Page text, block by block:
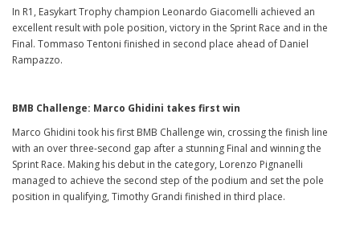
In R1, Easykart Trophy champion Leonardo Giacomelli achieved an
excellent result with pole position, victory in the Sprint Race and in the
Final. Tommaso Tentoni finished in second place ahead of Daniel
Rampazzo.
BMB Challenge: Marco Ghidini takes first win
Marco Ghidini took his first BMB Challenge win, crossing the finish line
with an over three-second gap after a stunning Final and winning the
Sprint Race. Making his debut in the category, Lorenzo Pignanelli
managed to achieve the second step of the podium and set the pole
position in qualifying, Timothy Grandi finished in third place.